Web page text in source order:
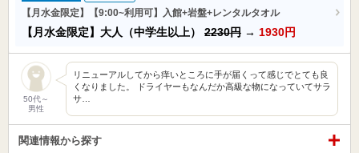
【月水金限定】【9:00~利用可】入館+岩盤+レンタルタオル
【月水金限定】大人（中学生以上） 2230円 → 1930円
50代～
男性
リニューアルしてから痒いところに手が届くって感じでとても良
くなりました。 ドライヤーもなんだか高級な物になっていてサラ
サ…
関連情報から探す